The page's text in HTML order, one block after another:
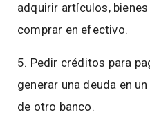
adquirir artículos,
comprar en efectivo.
5. Pedir créditos para
generar una deuda en
de otro banco.